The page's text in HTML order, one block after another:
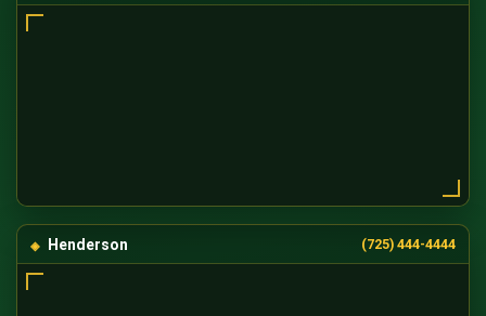
Henderson (725) 444-4444